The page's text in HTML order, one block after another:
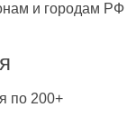
и городам РФ
по 200+